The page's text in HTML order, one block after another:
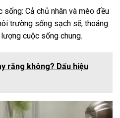
Cả chủ nhân và mèo đều
trường sống sạch sẽ, thoáng
cuộc sống chung.
răng không? Dấu hiệu